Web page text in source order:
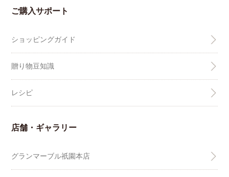
ご購入サポート
ショッピングガイド
贈り物豆知識
レシピ
店舗・ギャラリー
グランマーブル祇園本店